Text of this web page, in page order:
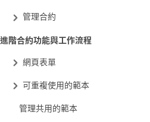
管理合約
進階合約功能與工作流程
網頁表單
可重複使用的範本
管理共用的範本